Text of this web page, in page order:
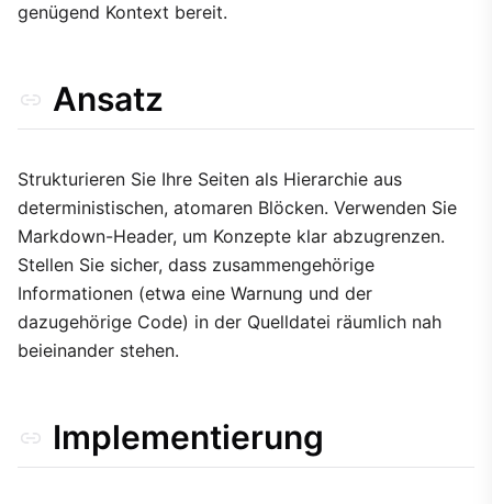
genügend Kontext bereit.
Ansatz
Strukturieren Sie Ihre Seiten als Hierarchie aus
deterministischen, atomaren Blöcken. Verwenden Sie
Markdown-Header, um Konzepte klar abzugrenzen.
Stellen Sie sicher, dass zusammengehörige
Informationen (etwa eine Warnung und der
dazugehörige Code) in der Quelldatei räumlich nah
beieinander stehen.
Implementierung